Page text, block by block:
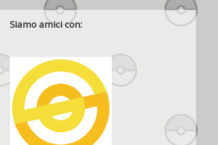
Siamo amici con: